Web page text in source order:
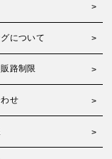
について
路制限
せ